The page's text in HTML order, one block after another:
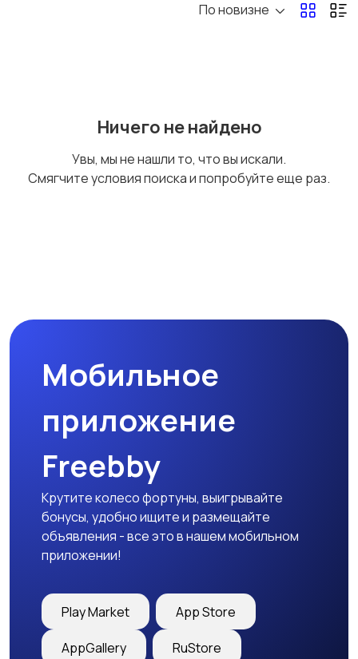
С/х животные
По новизне
Ничего не найдено
Увы, мы не нашли то, что вы искали.
Смягчите условия поиска и попробуйте еще раз.
Мобильное
приложение
Freebby
Крутите колесо фортуны, выигрывайте
бонусы, удобно ищите и размещайте
объявления - все это в нашем мобильном
приложении!
Play Market App Store
AppGallery RuStore